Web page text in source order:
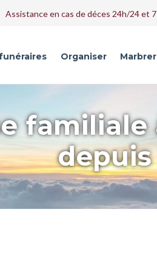
Assistance en cas de déces 24h/24 et
Organiser
familiale
depuis